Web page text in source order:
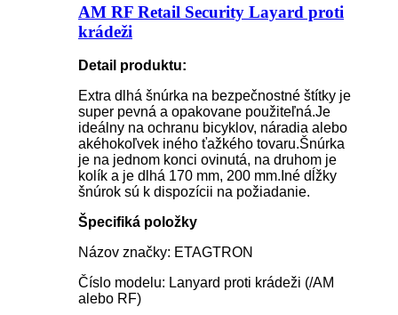
AM RF Retail Security Layard proti
krádeži
Detail produktu:
Extra dlhá šnúrka na bezpečnostné štítky je
super pevná a opakovane použiteľná.Je
ideálny na ochranu bicyklov, náradia alebo
akéhokoľvek iného ťažkého tovaru.Šnúrka
je na jednom konci ovinutá, na druhom je
kolík a je dlhá 170 mm, 200 mm.Iné dĺžky
šnúrok sú k dispozícii na požiadanie.
Špecifiká položky
Názov značky: ETAGTRON
Číslo modelu: Lanyard proti krádeži (/AM
alebo RF)